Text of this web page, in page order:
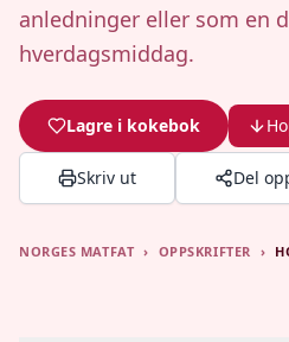
anledninger eller som en
hverdagsmiddag.
Lagre i kokebok
Skriv ut Del
NORGES MATFAT › OPPSKRIFTER ›